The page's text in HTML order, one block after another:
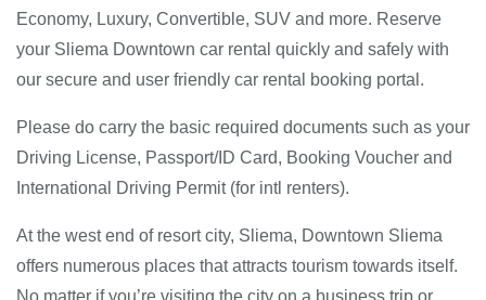
Economy, Luxury, Convertible, SUV and more. Reserve
your Sliema Downtown car rental quickly and safely with
our secure and user friendly car rental booking portal.
Please do carry the basic required documents such as your
Driving License, Passport/ID Card, Booking Voucher and
International Driving Permit (for intl renters).
At the west end of resort city, Sliema, Downtown Sliema
offers numerous places that attracts tourism towards itself.
No matter if you’re visiting the city on a business trip or